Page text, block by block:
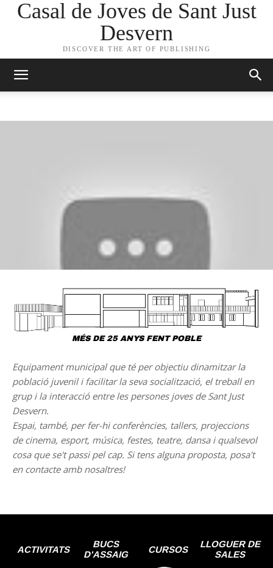
Casal de Joves de Sant Just
Desvern
DISCOVER THE ART OF PUBLISHING
MÉS DE 25 ANYS FENT POBLE
Equipament municipal que té per objectiu dinamitzar la
població juvenil i facilitar la seva socialització, el treball en
grup i la interacció entre les persones joves de Sant Just
Desvern.
Espai, també, per fer-hi conferències, tallers, projeccions
de cinema, esport, música, festes, teatre, dansa i qualsevol
cosa que se't passi pel cap. Si tens alguna proposta, posa't
en contacte amb nosaltres!
ACTIVITATS
BUCS
D'ASSAIG
CURSOS
LLOGUER DE
SALES